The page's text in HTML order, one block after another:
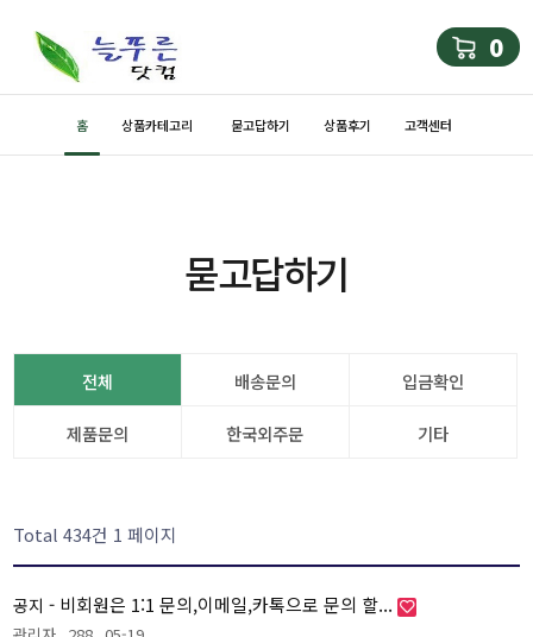
0
홈 상품카테고리 묻고답하기 상품후기 고객센터
묻고답하기
전체 배송문의 입금확인
제품문의 한국외주문 기타
Total 434건 1 페이지
공지 - 비회원은 1:1 문의,이메일,카톡으로 문의 할...